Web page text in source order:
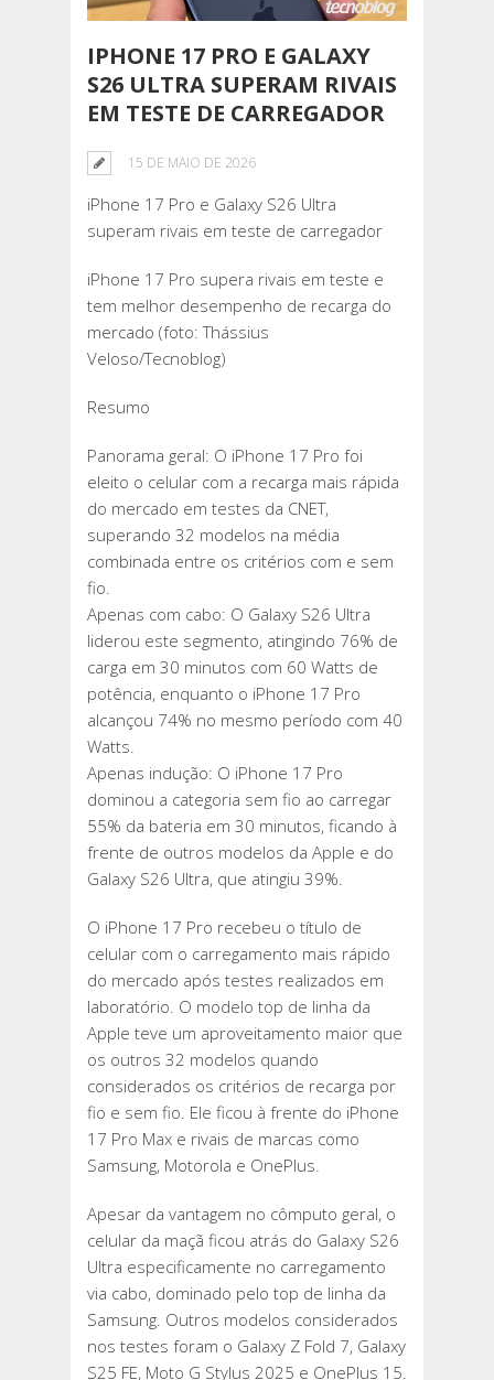
IPHONE 17 PRO E GALAXY
S26 ULTRA SUPERAM RIVAIS
EM TESTE DE CARREGADOR
15 DE MAIO DE 2026
iPhone 17 Pro e Galaxy S26 Ultra
superam rivais em teste de carregador
iPhone 17 Pro supera rivais em teste e
tem melhor desempenho de recarga do
mercado (foto: Thássius
Veloso/Tecnoblog)
Resumo
Panorama geral: O iPhone 17 Pro foi
eleito o celular com a recarga mais rápida
do mercado em testes da CNET,
superando 32 modelos na média
combinada entre os critérios com e sem
fio.
Apenas com cabo: O Galaxy S26 Ultra
liderou este segmento, atingindo 76% de
carga em 30 minutos com 60 Watts de
potência, enquanto o iPhone 17 Pro
alcançou 74% no mesmo período com 40
Watts.
Apenas indução: O iPhone 17 Pro
dominou a categoria sem fio ao carregar
55% da bateria em 30 minutos, ficando à
frente de outros modelos da Apple e do
Galaxy S26 Ultra, que atingiu 39%.
O iPhone 17 Pro recebeu o título de
celular com o carregamento mais rápido
do mercado após testes realizados em
laboratório. O modelo top de linha da
Apple teve um aproveitamento maior que
os outros 32 modelos quando
considerados os critérios de recarga por
fio e sem fio. Ele ficou à frente do iPhone
17 Pro Max e rivais de marcas como
Samsung, Motorola e OnePlus.
Apesar da vantagem no cômputo geral, o
celular da maçã ficou atrás do Galaxy S26
Ultra especificamente no carregamento
via cabo, dominado pelo top de linha da
Samsung. Outros modelos considerados
nos testes foram o Galaxy Z Fold 7, Galaxy
S25 FE, Moto G Stylus 2025 e OnePlus 15.